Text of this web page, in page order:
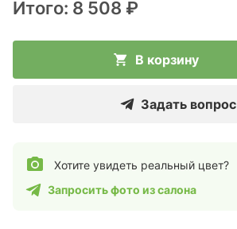
Итого: 8 508 ₽
В корзину
Задать вопрос
Хотите увидеть реальный цвет?
Запросить фото из салона